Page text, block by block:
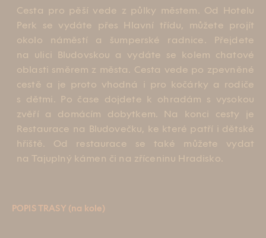
Cesta pro pěší vede z půlky městem. Od Hotelu
Perk se vydáte přes Hlavní třídu, můžete projít
okolo náměstí a šumperské radnice. Přejdete
na ulici Bludovskou a vydáte se kolem chatové
oblasti směrem z města. Cesta vede po zpevněné
cestě a je proto vhodná i pro kočárky a rodiče
s dětmi. Po čase dojdete k ohradám s vysokou
zvěří a domácím dobytkem. Na konci cesty je
Restaurace na Bludovečku, ke které patří i dětské
hřiště. Od restaurace se také můžete vydat
na Tajuplný kámen či na zříceninu Hradisko.
POPIS TRASY (na kole)